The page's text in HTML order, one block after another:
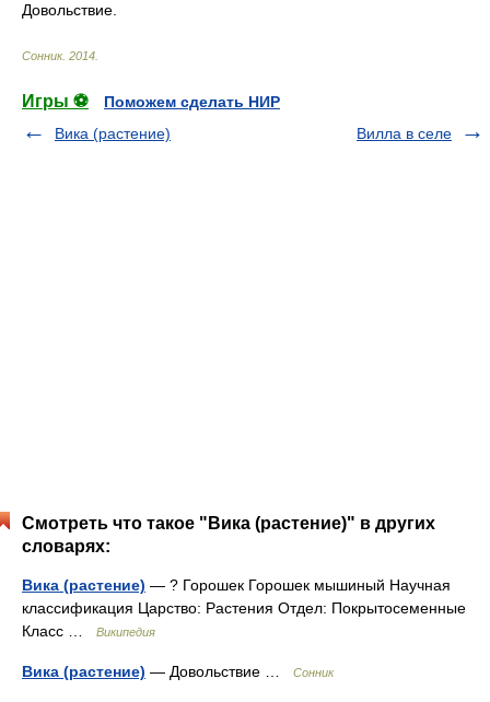
Довольствие.
Сонник. 2014
Игры ⚽
Поможем сделать НИР
Вика (растение)
Вилла в селе
Смотреть что такое "Вика (растение)" в других
словарях:
Вика (растение) — ? Горошек Горошек мышиный Научная
классификация Царство: Растения Отдел: Покрытосеменные
Класс …
Википедия
Вика (растение) — Довольствие … Сонник